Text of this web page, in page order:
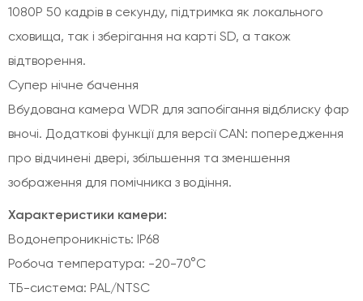
1080P 50 кадрів в секунду, підтримка як локального
сховища, так і зберігання на карті SD, а також
відтворення.
Супер нічне бачення
Вбудована камера WDR для запобігання відблиску фар
вночі. Додаткові функції для версії CAN: попередження
про відчинені двері, збільшення та зменшення
зображення для помічника з водіння.
Характеристики камери:
Водонепроникність: IP68
Робоча температура: -20-70°C
ТБ-система: PAL/NTSC